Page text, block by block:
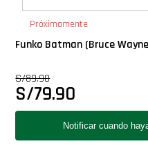
Exclusivos
Gift Cards
Llaveros Pop
Moments
Próximamente
Funko Batman (Bruce
S/89.90
S/79.90